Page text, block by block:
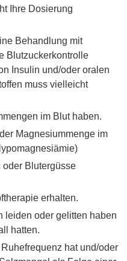
Ihre Dosierung
Behandlung mit
Blutzuckerkontrolle
Insulin und/oder oralen
muss vielleicht
im Blut haben.
Magnesiummenge im
Blutergüsse
erhalten.
leiden oder gelitten haben
hatten.
hat und/oder